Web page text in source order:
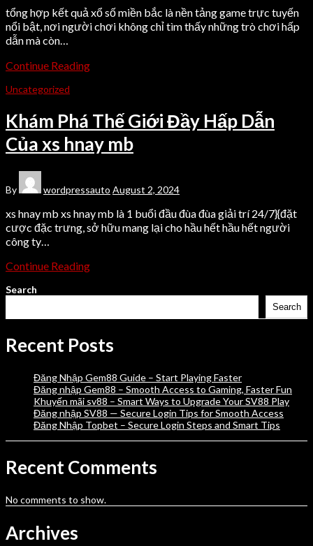
tổng hợp kết quả xổ số miền bắc là nền tảng game trực tuyến
nổi bật, nơi người chơi không chỉ tìm thấy những trò chơi hấp
dẫn mà còn…
Continue Reading
Uncategorized
Khám Phá Thế Giới Đầy Hấp Dẫn
Của xs hnay mb
By wordpressauto August 2, 2024
xs hnay mb xs hnay mb là 1 buổi đầu đùa đùa giải trí 24/7}{đặt
cược đặc trưng, sở hữu mang lại cho hầu hết hầu hết người
công ty…
Continue Reading
Search
Search
Recent Posts
Đăng Nhập Gem88 Guide – Start Playing Faster
Đăng nhập Gem88 – Smooth Access to Gaming, Faster Fun
Khuyến mãi sv88 – Smart Ways to Upgrade Your SV88 Play
Đăng nhập SV88 — Secure Login Tips for Smooth Access
Đăng Nhập Topbet – Secure Login Steps and Smart Tips
Recent Comments
No comments to show.
Archives